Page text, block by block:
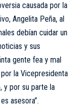
causada por la
Angelita Peña, al
debían cuidar un
y sus
gente fea y mal
la Vicepresidenta
y por su parte la
asesora”.